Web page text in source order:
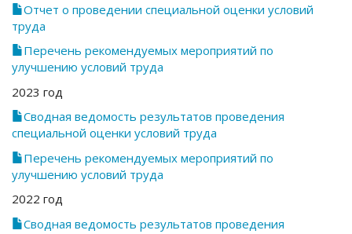
Отчет о проведении специальной оценки условий
труда
Перечень рекомендуемых мероприятий по
улучшению условий труда
2023 год
Сводная ведомость результатов проведения
специальной оценки условий труда
Перечень рекомендуемых мероприятий по
улучшению условий труда
2022 год
Сводная ведомость результатов проведения